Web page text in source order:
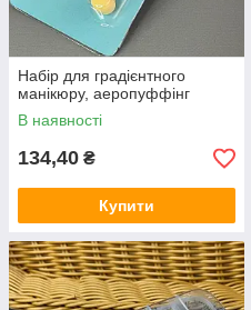
Набір для градієнтного
манікюру, аеропуффінг
В наявності
134,40 ₴
Купити